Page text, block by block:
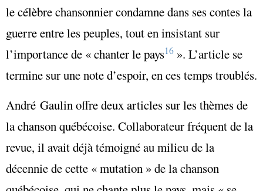
le célèbre chansonnier condamne dans ses contes la
guerre entre les peuples, tout en insistant sur
l’importance de « chanter le pays16 ». L’article se
termine sur une note d’espoir, en ces temps troublés.
André Gaulin offre deux articles sur les thèmes de
la chanson québécoise. Collaborateur fréquent de la
revue, il avait déjà témoigné au milieu de la
décennie de cette « mutation » de la chanson